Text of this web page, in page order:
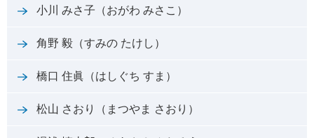
小川 みさ子（おがわ みさこ）
角野 毅（すみの たけし）
橋口 住眞（はしぐち すま）
松山 さおり（まつやま さおり）